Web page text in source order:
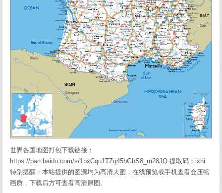
世界各国地图打包下载链接：
https://pan.baidu.com/s/1bxCqu1TZq45bGbS8_m28JQ 提取码：ixhi
特别提醒：本站提供的图源均为高清大图，在线预览或手机查看会压缩
画质，下载后方可查看高清原图。